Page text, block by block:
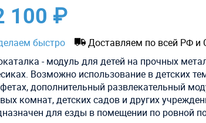
100 ₽
быстро
Доставляем по всей РФ и
- модуль для детей на прочных
Возможно использование в детских
дополнительный развлекательный
комнат, детских садов и других
для езды в помещении по ровной